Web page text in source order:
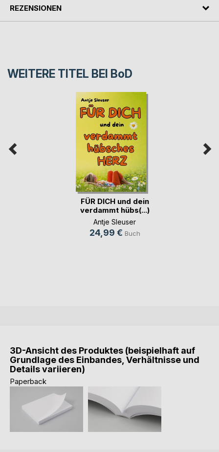
REZENSIONEN
WEITERE TITEL BEI BoD
FÜR DICH und dein
verdammt hübs(...)
Antje Sleuser
24,99 € Buch
3D-Ansicht des Produktes (beispielhaft auf
Grundlage des Einbandes, Verhältnisse und
Details variieren)
Paperback